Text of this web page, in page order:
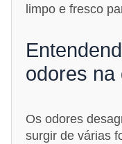
limpo e fresco
odores na
Os odores
surgir de várias